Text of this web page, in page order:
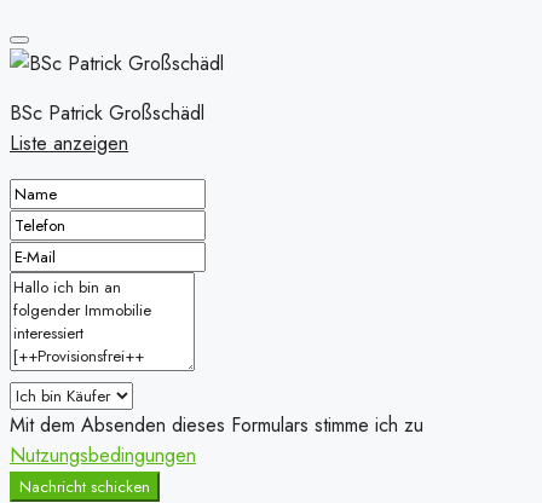
BSc Patrick Großschädl
Liste anzeigen
Mit dem Absenden dieses Formulars stimme ich zu
Nutzungsbedingungen
Nachricht schicken